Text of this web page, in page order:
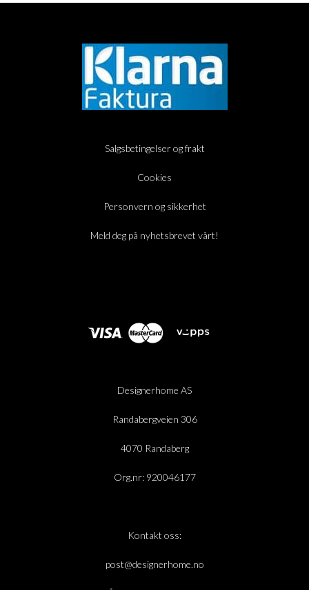
Salgsbetingelser og frakt
Cookies
Personvern og sikkerhet
Meld deg på nyhetsbrevet vårt!
Designerhome AS
Randabergveien 306
4070 Randaberg
Org.nr: 920046177
Kontakt oss:
post@designerhome.no